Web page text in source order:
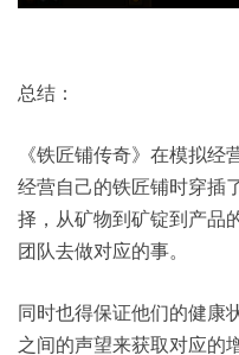
总结：
《铁匠铺传奇》在模拟
经营自己的铁匠铺时穿插
择，从矿物到矿锭到产品
团队去做对应的事。
同时也得保证他们的健康
之间的声望来获取对应的